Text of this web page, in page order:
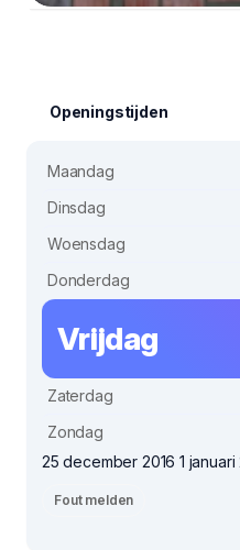
Openingstijden
Maandag
Dinsdag
Woensdag
Donderdag
Vrijdag
Zaterdag
Zondag
25 december 2016 1 januari
Fout melden